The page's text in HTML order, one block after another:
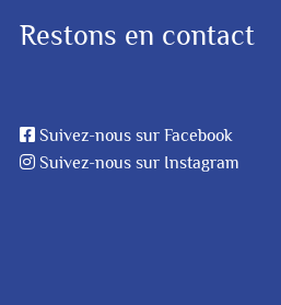
Restons en contact
Suivez-nous sur Facebook
Suivez-nous sur Instagram